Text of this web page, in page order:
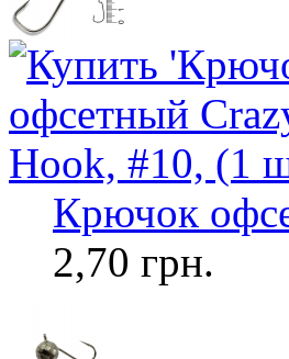
Крючок
2,70 грн.